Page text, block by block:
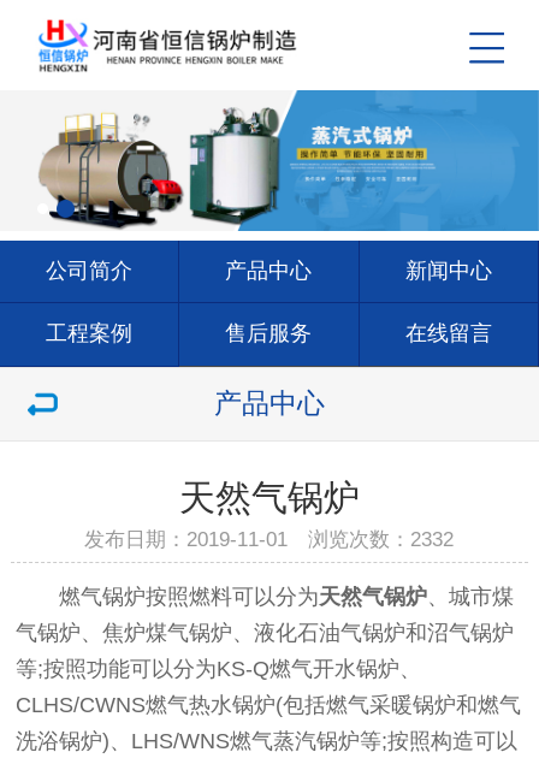
公司简介 产品中心 新闻中心
工程案例 售后服务 在线留言
联系我们 产品中心
天然气锅炉
发布日期：2019-11-01 浏览次数： 2332
燃气锅炉按照燃料可以分为天然气锅炉、城市煤
气锅炉、焦炉煤气锅炉、液化石油气锅炉和沼气锅炉
等;按照功能可以分为KS-Q燃气开水锅炉、
CLHS/CWNS燃气热水锅炉(包括燃气采暖锅炉和燃气
洗浴锅炉)、LHS/WNS燃气蒸汽锅炉等;按照构造可以